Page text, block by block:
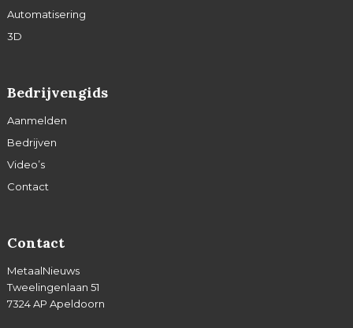
Automatisering
3D
Bedrijvengids
Aanmelden
Bedrijven
Video’s
Contact
Contact
MetaalNieuws
Tweelingenlaan 51
7324 AP Apeldoorn